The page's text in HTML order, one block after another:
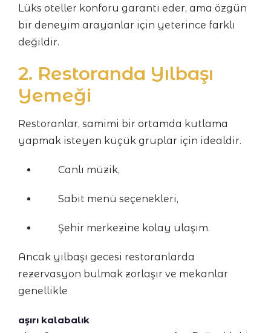
Lüks oteller konforu garanti eder, ama özgün
bir deneyim arayanlar için yeterince farklı
değildir.
2. Restoranda Yılbaşı
Yemeği
Restoranlar, samimi bir ortamda kutlama
yapmak isteyen küçük gruplar için idealdir.
Canlı müzik,
Sabit menü seçenekleri,
Şehir merkezine kolay ulaşım.
Ancak yılbaşı gecesi restoranlarda
rezervasyon bulmak zorlaşır ve mekanlar
genellikle
aşırı kalabalık